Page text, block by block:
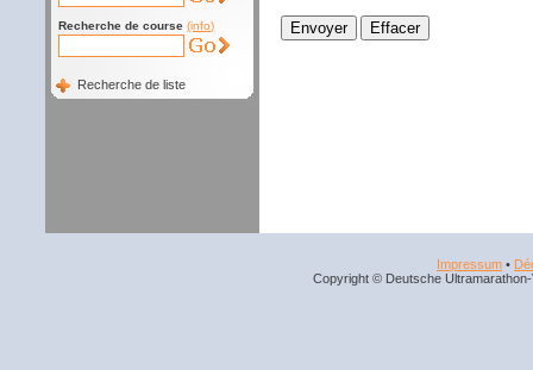
Recherche de course (info)
Recherche de liste
Impressum •
Copyright © Deutsche